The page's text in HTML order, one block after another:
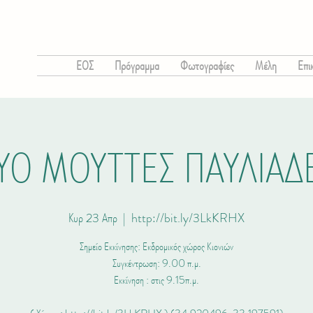
ΕΟΣ Πρόγραμμα Φωτογραφίες Μέλη
ΜΟΥΤΤΕΣ
Κυρ 23 Απρ
  |
http://bit.ly/3LkKRHX
Σημείο Εκκίνησης: Εκδρομικός χώρος Κιονιών
Συγκέντρωση: 9.00 π.μ.
Εκκίνηση : στις 9.15π.μ.